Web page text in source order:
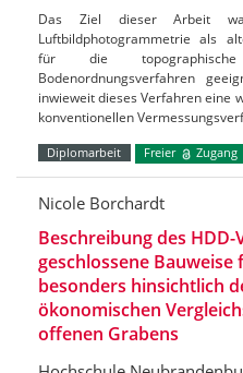
Das Ziel dieser Arbeit
Luftbildphotogrammetrie als
für die
Bodenordnungsverfahren
inwieweit dieses Verfahren eine
konventionellen
Diplomarbeit Freier Zugang
Nicole Borchardt
Beschreibung des HDD-
geschlossene
besonders hinsichtlich
ökonomischen
offenen Grabens